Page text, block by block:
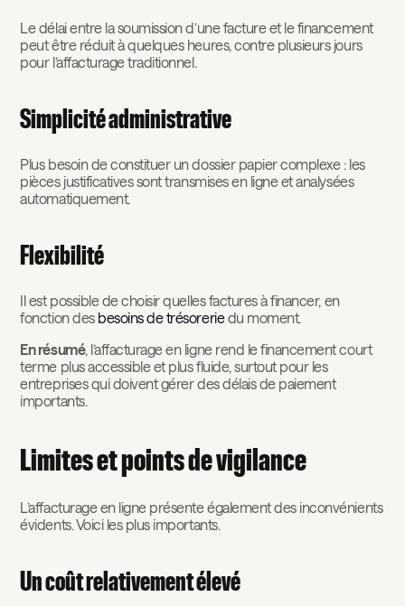
Le délai entre la soumission d’une facture et le financement
peut être réduit à quelques heures, contre plusieurs jours
pour l’affacturage traditionnel.
Simplicité administrative
Plus besoin de constituer un dossier papier complexe : les
pièces justificatives sont transmises en ligne et analysées
automatiquement.
Flexibilité
Il est possible de choisir quelles factures à financer, en
fonction des besoins de trésoreriedu moment.
En résumé, l’affacturage en ligne rend le financement court
terme plus accessible et plus fluide, surtout pour les
entreprises qui doivent gérer des délais de paiement
importants.
Limites et points de vigilance
L’affacturage en ligne présente également des inconvénients
évidents. Voici les plus importants.
Un coût relativement élevé